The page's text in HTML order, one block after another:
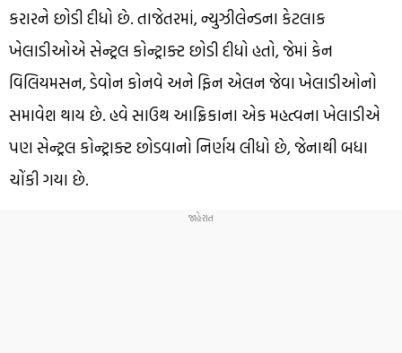
કરારને છોડી દીધો છે. તાજેતરમાં, ન્યુઝીલેન્ડના કેટલાક
ખેલાડીઓએ સેન્ટ્રલ કોન્ટ્રાક્ટ છોડી દીધો હતો, જેમાં કેન
વિલિયમસન, ડેવોન કોનવે અને ફિન એલન જેવા ખેલાડીઓનો
સમાવેશ થાય છે. હવે સાઉથ આફ્રિકાના એક મહત્વના ખેલાડીએ
પણ સેન્ટ્રલ કોન્ટ્રાક્ટ છોડવાનો નિર્ણય લીધો છે, જેનાથી બધા
ચોંકી ગયા છે.